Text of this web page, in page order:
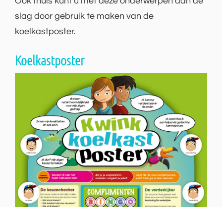
slag door gebruik te maken van de
koelkastposter.
Koelkastposter